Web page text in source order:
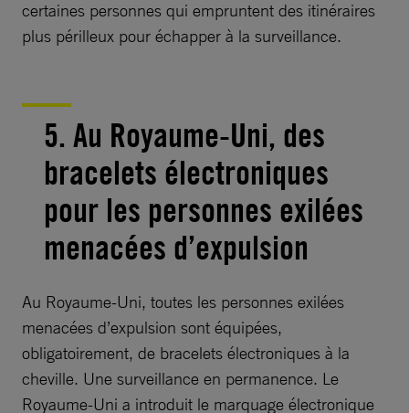
certaines personnes qui empruntent des itinéraires
plus périlleux pour échapper à la surveillance.
5. Au Royaume-Uni, des
bracelets électroniques
pour les personnes exilées
menacées d’expulsion
Au Royaume-Uni, toutes les personnes exilées
menacées d’expulsion sont équipées,
obligatoirement, de bracelets électroniques à la
cheville. Une surveillance en permanence. Le
Royaume-Uni a introduit le marquage électronique